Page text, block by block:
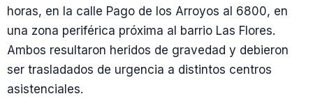
horas, en la calle Pago de los Arroyos al 6800, en
una zona periférica próxima al barrio Las Flores.
Ambos resultaron heridos de gravedad y debieron
ser trasladados de urgencia a distintos centros
asistenciales.